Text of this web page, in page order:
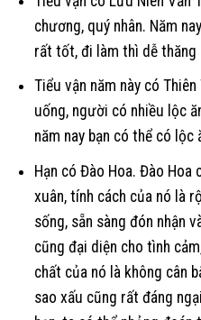
chương, quý nhân. Năm
rất tốt, đi làm thì dễ thăng
Tiểu vận năm này có
uống, người có nhiều lộc
năm nay bạn có thể có lộc
Hạn có Đào Hoa. Đào Hoa
xuân, tính cách của nó là
sống, sẵn sàng đón nhận
cũng đại diện cho tình
chất của nó là không cân
sao xấu cũng rất đáng